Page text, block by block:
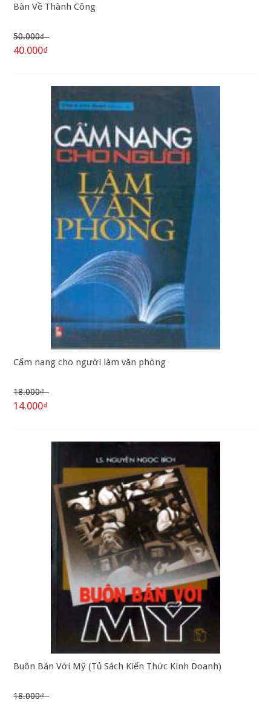
Bàn Về Thành Công
50.000₫
40.000₫
Cẩm nang cho người làm văn phòng
18.000₫
14.000₫
Buôn Bán Với Mỹ (Tủ Sách Kiến Thức Kinh Doanh)
18.000₫